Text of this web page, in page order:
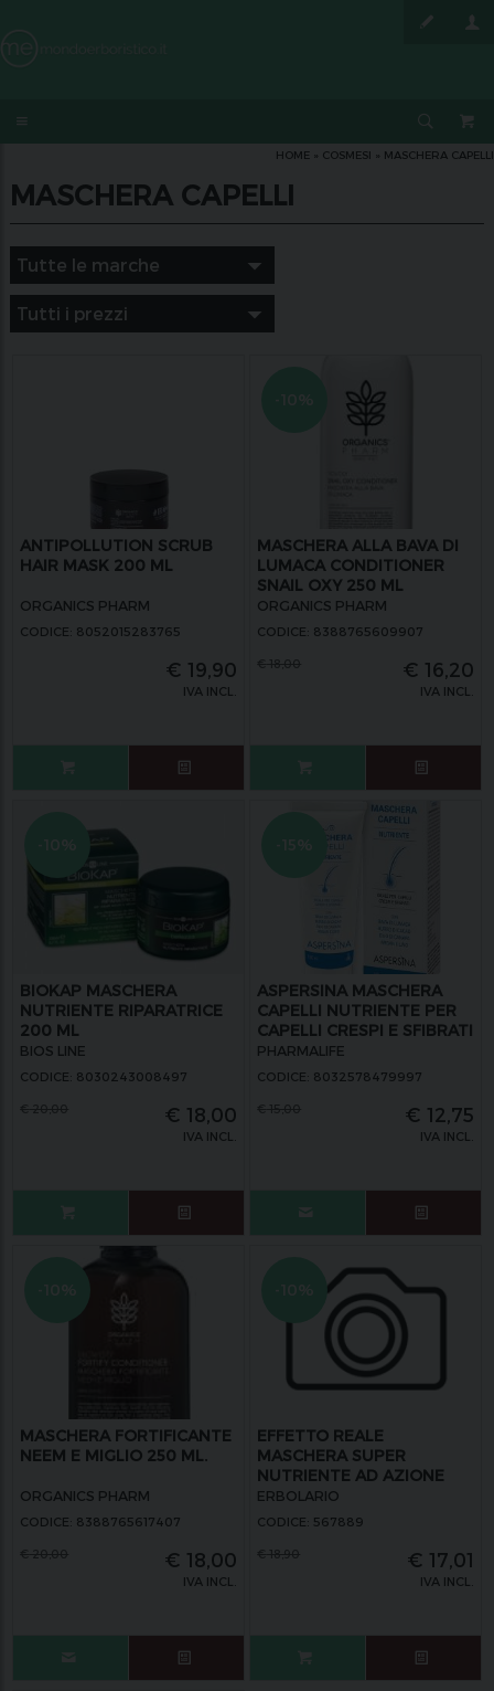
HOME » COSMESI » MASCHERA CAPELLI
MASCHERA CAPELLI
ANTIPOLLUTION SCRUB
HAIR MASK 200 ML
ORGANICS PHARM
CODICE: 8052015283765
€ 19,90
IVA INCL.
MASCHERA ALLA BAVA DI
LUMACA CONDITIONER
SNAIL OXY 250 ML
ORGANICS PHARM
CODICE: 8388765609907
€ 16,20
IVA INCL.
BIOKAP MASCHERA
NUTRIENTE RIPARATRICE
200 ML
BIOS LINE
CODICE: 8030243008497
€ 18,00
IVA INCL.
ASPERSINA MASCHERA
CAPELLI NUTRIENTE PER
CAPELLI CRESPI E SFIBRATI
100 ML
PHARMALIFE
CODICE: 8032578479997
€ 12,75
IVA INCL.
MASCHERA FORTIFICANTE
NEEM E MIGLIO 250 ML.
ORGANICS PHARM
CODICE: 8388765617407
€ 18,00
IVA INCL.
EFFETTO REALE
MASCHERA SUPER
NUTRIENTE AD AZIONE
RESTITUTIVA 150ML
ERBOLARIO
CODICE: 567889
€ 17,01
IVA INCL.